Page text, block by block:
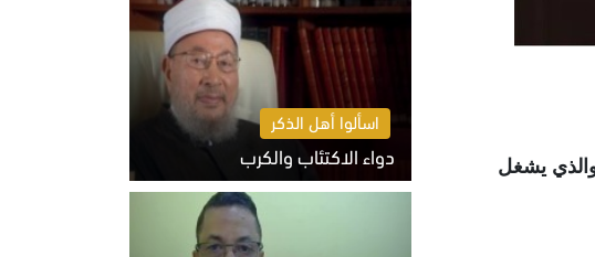
يشغل
اسألوا أهل الذكر
دواء الاكتئاب والكرب
السبت 8 أغسطس 2026 10:54 ص